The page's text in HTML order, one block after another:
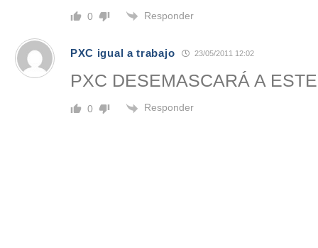
0 Responder
PXC igual a trabajo 23/05/2011 12:02
PXC DESEMASCARÁ A
0 Responder